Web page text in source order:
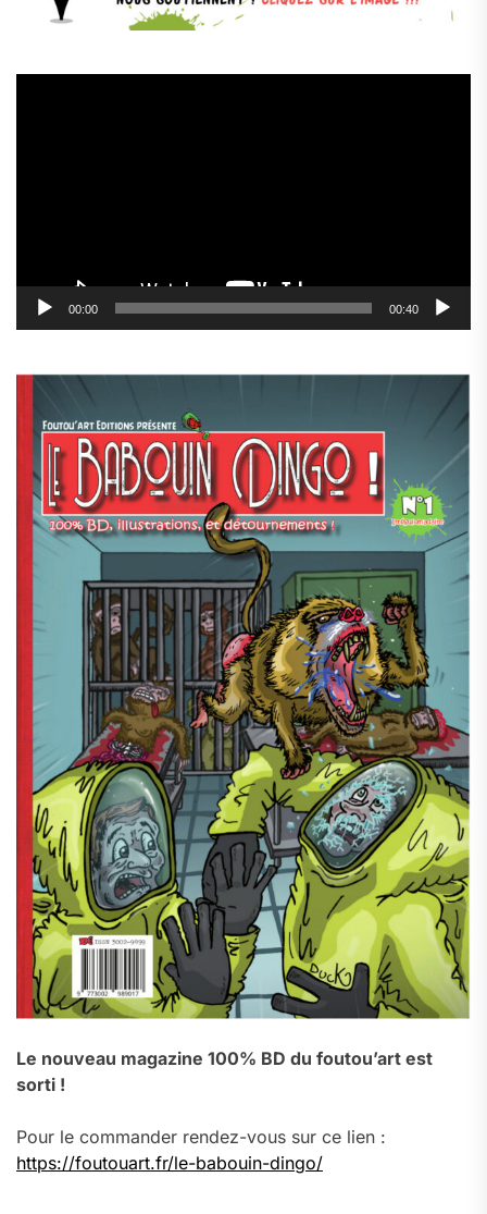
00:00 00:40
Le nouveau magazine 100% BD du foutou’art est
sorti !
Pour le commander rendez-vous sur ce lien :
https://foutouart.fr/le-babouin-dingo/